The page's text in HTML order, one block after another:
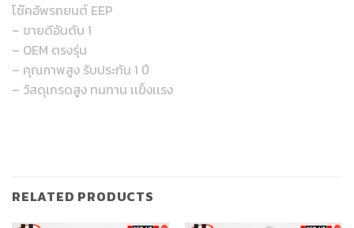
โช๊คอัพรถยนต์ EEP
– ขายดีอันดับ 1
– OEM ตรงรุ่น
– คุณภาพสูง รับประกัน 1 ปี
– วัสดุเกรดสูง ทนทาน เเข็งเเรง
RELATED PRODUCTS